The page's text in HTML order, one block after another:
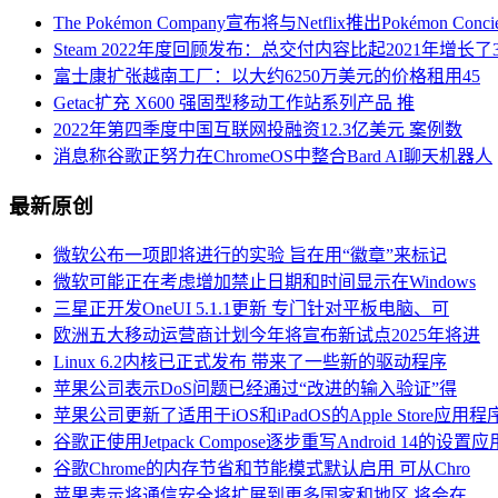
The Pokémon Company宣布将与Netflix推出Pokémon
Steam 2022年度回顾发布：总交付内容比起2021年增长了
富士康扩张越南工厂：以大约6250万美元的价格租用45
Getac扩充 X600 强固型移动工作站系列产品 推
2022年第四季度中国互联网投融资12.3亿美元 案例数
消息称谷歌正努力在ChromeOS中整合Bard AI聊天机器人
最新原创
微软公布一项即将进行的实验 旨在用“徽章”来标记
微软可能正在考虑增加禁止日期和时间显示在Windows
三星正开发OneUI 5.1.1更新 专门针对平板电脑、可
欧洲五大移动运营商计划今年将宣布新试点2025年将进
Linux 6.2内核已正式发布 带来了一些新的驱动程序
苹果公司表示DoS问题已经通过“改进的输入验证”得
苹果公司更新了适用于iOS和iPadOS的Apple Store应用程
谷歌正使用Jetpack Compose逐步重写Android 14的设置应
谷歌Chrome的内存节省和节能模式默认启用 可从Chro